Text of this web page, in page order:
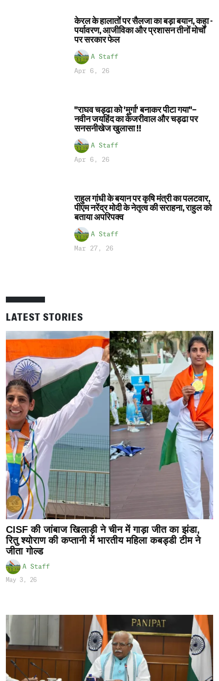
केरल के हालातों पर सैलजा का बड़ा बयान, कहा -
पर्यावरण, आजीविका और प्रशासन तीनों मोर्चों
पर सरकार फेल
A Staff
Apr 6, 26
"राघव चड्ढा को 'मुर्गा' बनाकर पीटा गया"–
नवीन जयहिंद का केजरीवाल और चड्ढा पर
सनसनीखेज खुलासा !!
A Staff
Apr 6, 26
राहुल गांधी के बयान पर कृषि मंत्री का पलटवार,
पीएम नरेंद्र मोदी के नेतृत्व की सराहना, राहुल को
बताया अपरिपक्व
A Staff
Mar 27, 26
LATEST STORIES
CISF की जांबाज खिलाड़ी ने चीन में गाड़ा जीत का झंडा,
रितु श्योराण की कप्तानी में भारतीय महिला कबड्डी टीम ने
जीता गोल्ड
A Staff
May 3, 26